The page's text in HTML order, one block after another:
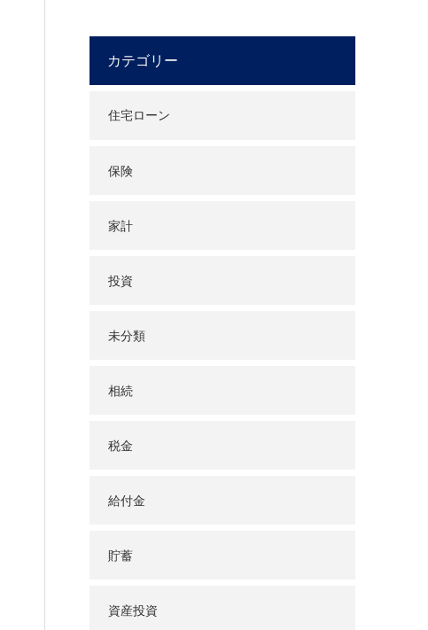
カテゴリー
住宅ローン
保険
家計
投資
未分類
相続
税金
給付金
貯蓄
資産投資